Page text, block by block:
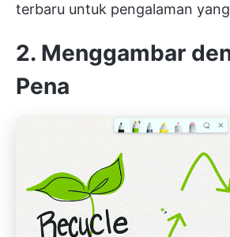
terbaru untuk pengalaman
2. Menggambar
Pena